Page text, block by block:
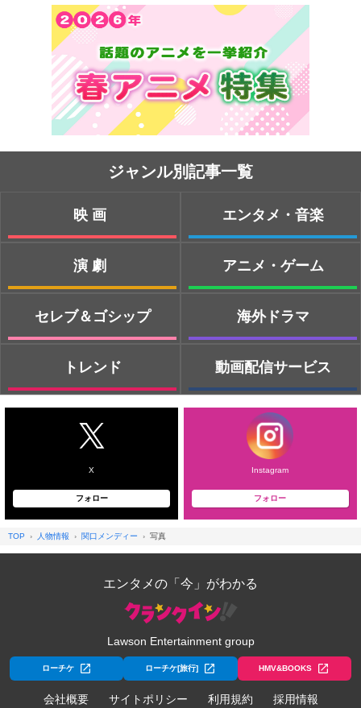
ジャンル別記事一覧
映画
演劇
セレブ＆ゴシップ
トレンド
エンタメ・音楽
アニメ・ゲーム
海外ドラマ
動画配信サービス
X
フォロー
Instagram
フォロー
TOP 人物情報 関口メンディー 写真
エンタメの「今」がわかる
Lawson Entertainment group
ローチケ ローチケ[旅行] HMV&BOOKS
会社概要 サイトポリシー 利用規約 採用情報